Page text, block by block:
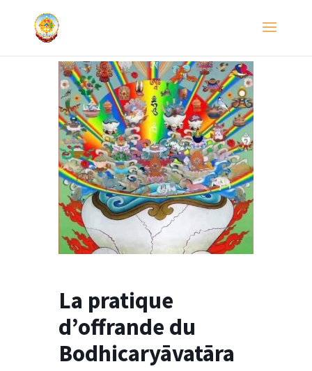
La pratique
d’offrande du
Bodhicaryāvatāra